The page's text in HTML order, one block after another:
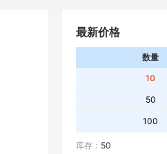
最新价格
数量
10
50
100
库存： 50